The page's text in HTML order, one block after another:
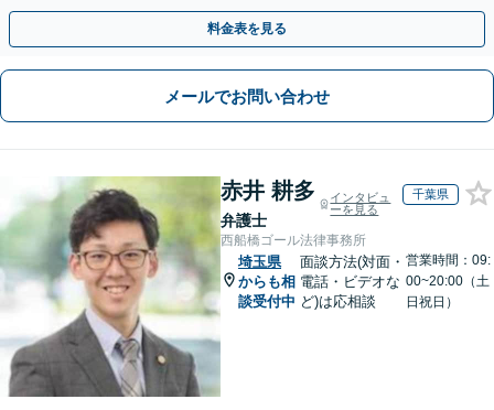
料金表を見る
メールでお問い合わせ
赤井 耕多
弁護士
インタビュ
ーを見る
千葉県
西船橋ゴール法律事務所
埼玉県
からも相
談受付中
面談方法(対面・
電話・ビデオな
ど)は応相談
営業時間：09:
00~20:00（土
日祝日）